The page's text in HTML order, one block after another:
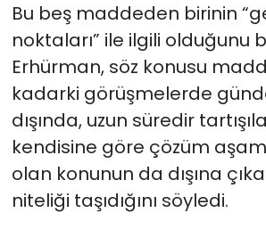
Bu beş maddeden birinin
noktaları” ile ilgili olduğunu
Erhürman, söz konusu
kadarki görüşmelerde
dışında, uzun süredir
kendisine göre çözüm
olan konunun da dışına
niteliği taşıdığını söyledi.